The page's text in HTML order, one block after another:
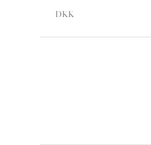
DKK